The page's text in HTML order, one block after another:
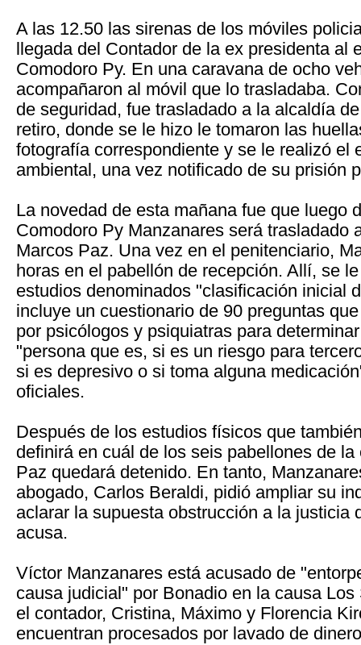
​A las 12.50 las sirenas de los móviles
llegada del Contador de la ex presidenta al
Comodoro Py. En una caravana de ocho
acompañaron al móvil que lo trasladaba.
de seguridad, fue trasladado a la alcaldía
retiro, donde se le hizo le tomaron las
fotografía correspondiente y se le realizó el
ambiental, una vez notificado de su prisión
La novedad de esta mañana fue que luego
Comodoro Py Manzanares será trasladado
Marcos Paz.​​ Una vez en el penitenciario,
horas en el pabellón de recepción. Allí, se
estudios denominados "clasificación inicial
incluye un cuestionario de 90 preguntas
por psicólogos y psiquiatras para
"persona que es, si es un riesgo para
si es depresivo o si toma alguna
oficiales.
Después de los estudios físicos que
definirá en cuál de los seis pabellones de
Paz quedará detenido. En tanto,
abogado, Carlos Beraldi, pidió ampliar su
aclarar la supuesta obstrucción a la justicia
acusa.
Víctor Manzanares está acusado de
causa judicial" por Bonadio en la causa
el contador, Cristina, Máximo y Florencia
encuentran procesados por lavado de